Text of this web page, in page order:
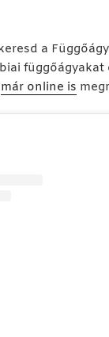
a
függőágyakat
már online is